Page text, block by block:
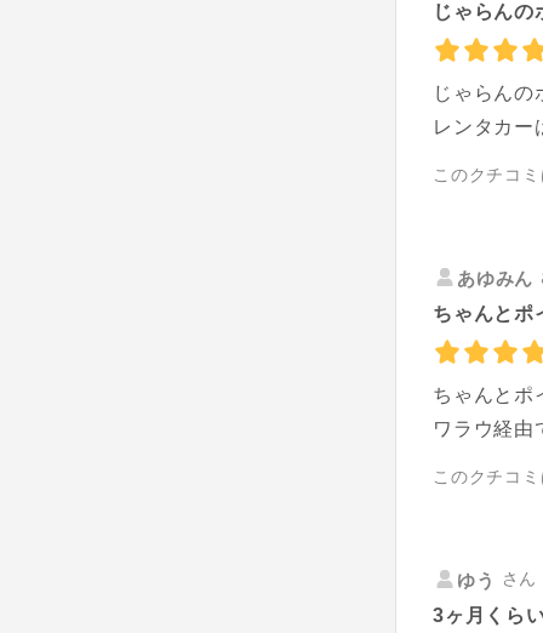
じゃらんの
じゃらんの
レンタカー
このクチコ
あゆみん
ちゃんとポ
ちゃんとポ
ワラウ経由
このクチコ
ゆう さ
3ヶ月くら